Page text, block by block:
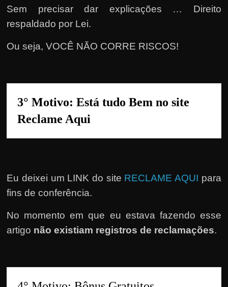
c
o
o
Sem precisar dar explicações … Direito
respaldado por Lei.
Ou seja, VOCÊ NÃO CORRE RISCOS!
3° Motivo: Está tudo Bem no site
Reclame Aqui
Eu deixei um LINK do site RECLAME AQUI para
fins de conferência.
No momento em que eu estava fazendo esse
artigo não existiam registros de reclamações.